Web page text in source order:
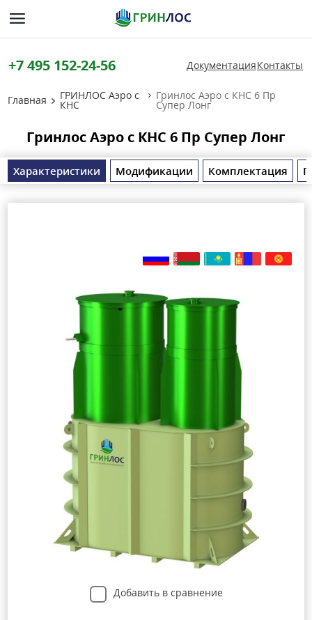
+7 495 152-24-56 ДокументацияКонтакты
Главная ГРИНЛОС Аэро с
КНС
Гринлос Аэро с КНС 6 Пр
Супер Лонг
Гринлос Аэро с КНС 6 Пр Супер Лонг
Характеристики Модификации Комплектация
Добавить в сравнение